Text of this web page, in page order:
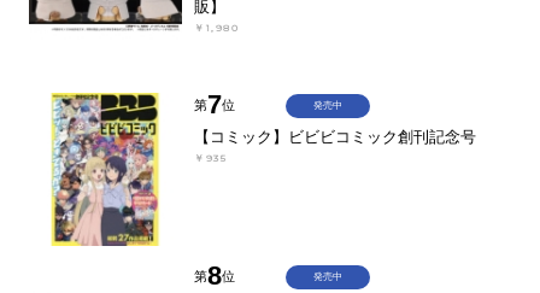
販】
￥1,980
第7位
【コミック】ビビビコミック創刊記念号
￥935
発売中
第8位 発売中